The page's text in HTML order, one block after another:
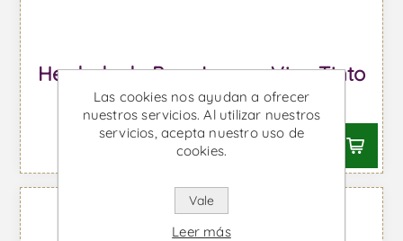
Herdade do Peso Icone - Vino Tinto
Desde €138,48 IVA incl.
Las cookies nos ayudan a ofrecer
nuestros servicios. Al utilizar nuestros
servicios, acepta nuestro uso de
cookies.
Vale
Leer más